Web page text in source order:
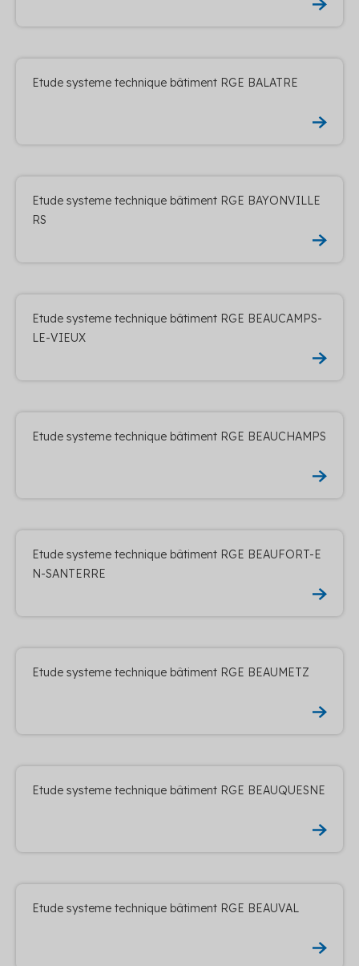
Etude systeme technique bâtiment RGE BALATRE
Etude systeme technique bâtiment RGE BAYONVILLE
RS
Etude systeme technique bâtiment RGE BEAUCAMPS-
LE-VIEUX
Etude systeme technique bâtiment RGE BEAUCHAMPS
Etude systeme technique bâtiment RGE BEAUFORT-E
N-SANTERRE
Etude systeme technique bâtiment RGE BEAUMETZ
Etude systeme technique bâtiment RGE BEAUQUESNE
Etude systeme technique bâtiment RGE BEAUVAL